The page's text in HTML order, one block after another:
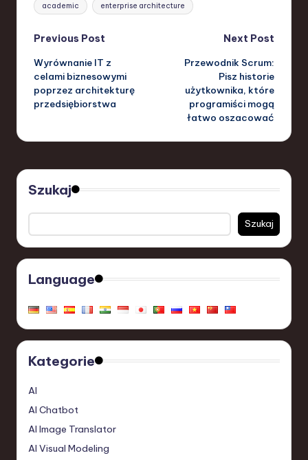
academic enterprise architecture
Post
navigation
Previous Post
Wyrównanie IT z
celami biznesowymi
poprzez architekturę
przedsiębiorstwa
Next Post
Przewodnik Scrum:
Pisz historie
użytkownika, które
programiści mogą
łatwo oszacować
Szukaj
Szukaj
Language
Kategorie
AI
AI Chatbot
AI Image Translator
AI Visual Modeling